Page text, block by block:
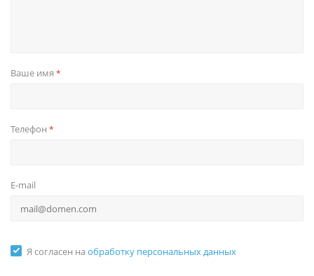
Ваше имя *
Телефон *
E-mail
Я согласен на обработку персональных данных